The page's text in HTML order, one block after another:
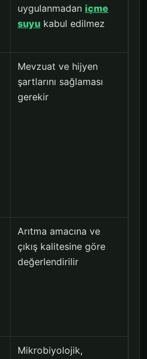
uygulanmadan içme
suyu kabul edilmez
Mevzuat ve hijyen
şartlarını sağlaması
gerekir
Arıtma amacına ve
çıkış kalitesine göre
değerlendirilir
Mikrobiyolojik,